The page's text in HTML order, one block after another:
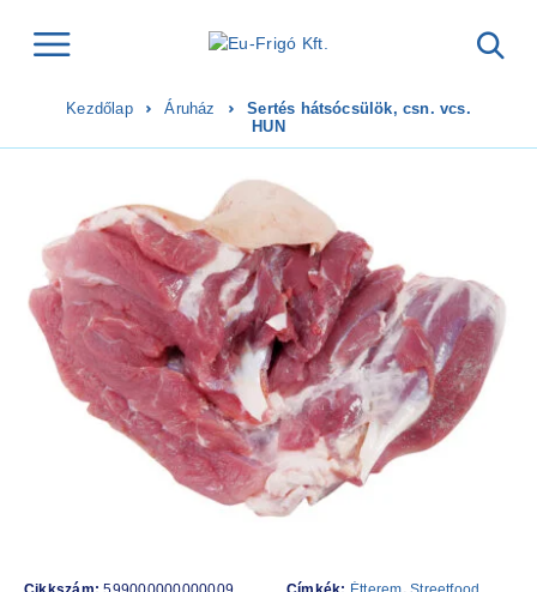
Kezdőlap Áruház
Sertés hátsócsülök, csn. vcs.
HUN